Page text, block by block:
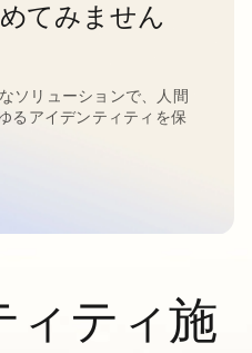
てみません
ソリューションで、人間
るアイデンティティを保
く
ィティ施